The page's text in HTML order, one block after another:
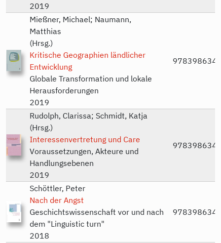
2019
Mießner, Michael; Naumann,
Matthias
(Hrsg.)
Kritische Geographien ländlicher
Entwicklung
Globale Transformation und lokale
Herausforderungen
2019
Rudolph, Clarissa; Schmidt, Katja
(Hrsg.)
Interessenvertretung und Care
Voraussetzungen, Akteure und
Handlungsebenen
2019
Schöttler, Peter
Nach der Angst
Geschichtswissenschaft vor und nach
dem "Linguistic turn"
2018